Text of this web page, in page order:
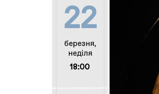
22
березня,
неділя
18:00